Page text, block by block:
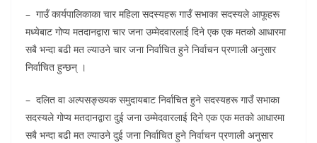
– गाउँ कार्यपालिकाका चार महिला सदस्यहरू गाउँ सभाका सदस्यले आफूहरू
मध्येबाट गोप्य मतदानद्वारा चार जना उम्मेदवारलाई दिने एक एक मतको आधारमा
सबै भन्दा बढी मत ल्याउने चार जना निर्वाचित हुने निर्वाचन प्रणाली अनुसार
निर्वाचित हुन्छन् ।
– दलित वा अल्पसङ्ख्यक समुदायबाट निर्वाचित हुने सदस्यहरू गाउँ सभाका
सदस्यले गोप्य मतदानद्वारा दुई जना उम्मेदवारलाई दिने एक एक मतको आधारमा
सबै भन्दा बढी मत ल्याउने दुई जना निर्वाचित हुने निर्वाचन प्रणाली अनुसार